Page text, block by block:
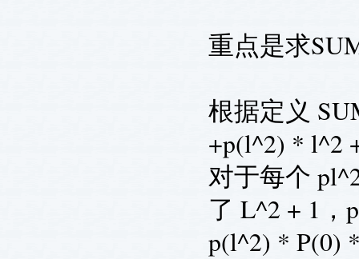
重点是求
根据定义
+p(l^2) * l^2
对于每个
了 L^2 + 1，
p(l^2) * P(0)